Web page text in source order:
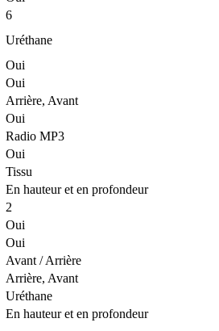
6
Uréthane
Oui
Oui
Arrière, Avant
Oui
Radio MP3
Oui
Tissu
En hauteur et en profondeur
2
Oui
Oui
Avant / Arrière
Arrière, Avant
Uréthane
En hauteur et en profondeur